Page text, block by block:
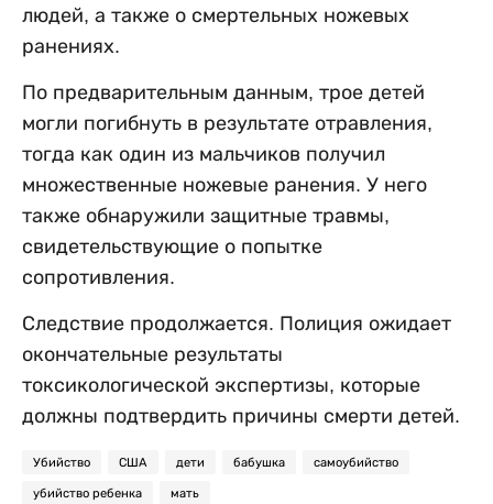
людей, а также о смертельных ножевых
ранениях.
По предварительным данным, трое детей
могли погибнуть в результате отравления,
тогда как один из мальчиков получил
множественные ножевые ранения. У него
также обнаружили защитные травмы,
свидетельствующие о попытке
сопротивления.
Следствие продолжается. Полиция ожидает
окончательные результаты
токсикологической экспертизы, которые
должны подтвердить причины смерти детей.
Убийство США дети бабушка самоубийство
убийство ребенка мать